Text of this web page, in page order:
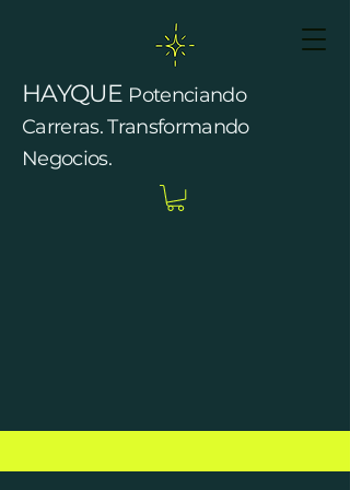
HAYQUE Potenciando
Carreras. Transformando
Negocios.